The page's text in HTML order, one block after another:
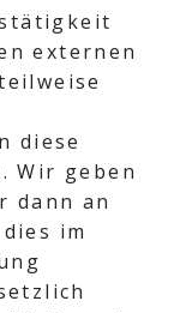
externen
diese
Wir geben
dann an
im